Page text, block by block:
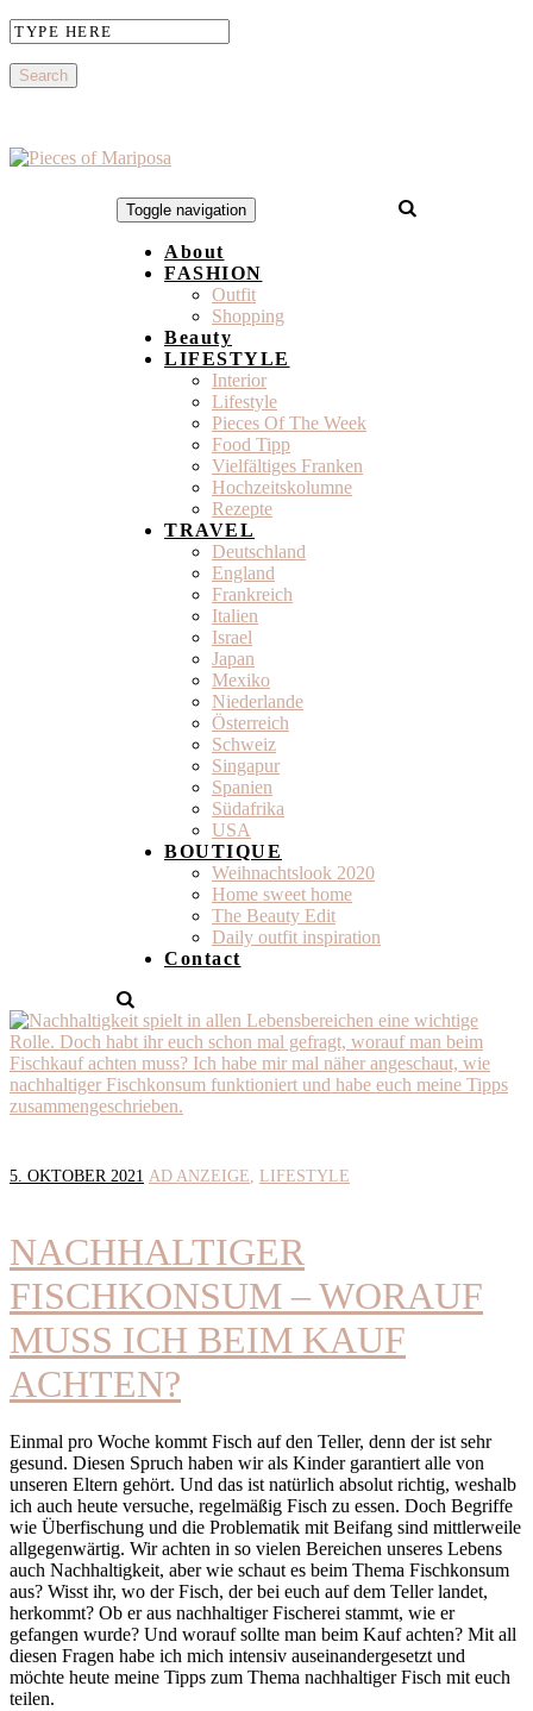
Toggle navigation
About
FASHION
Outfit
Shopping
Beauty
LIFESTYLE
Interior
Lifestyle
Pieces Of The Week
Food Tipp
Vielfältiges Franken
Hochzeitskolumne
Rezepte
TRAVEL
Deutschland
England
Frankreich
Italien
Israel
Japan
Mexiko
Niederlande
Österreich
Schweiz
Singapur
Spanien
Südafrika
USA
BOUTIQUE
Weihnachtslook 2020
Home sweet home
The Beauty Edit
Daily outfit inspiration
Contact
5. OKTOBER 2021 AD ANZEIGE LIFESTYLE
NACHHALTIGER
FISCHKONSUM – WORAUF
MUSS ICH BEIM KAUF
ACHTEN?
Einmal pro Woche kommt Fisch auf den Teller, denn der ist sehr
gesund. Diesen Spruch haben wir als Kinder garantiert alle von
unseren Eltern gehört. Und das ist natürlich absolut richtig, weshalb
ich auch heute versuche, regelmäßig Fisch zu essen. Doch Begriffe
wie Überfischung und die Problematik mit Beifang sind mittlerweile
allgegenwärtig. Wir achten in so vielen Bereichen unseres Lebens
auch Nachhaltigkeit, aber wie schaut es beim Thema Fischkonsum
aus? Wisst ihr, wo der Fisch, der bei euch auf dem Teller landet,
herkommt? Ob er aus nachhaltiger Fischerei stammt, wie er
gefangen wurde? Und worauf sollte man beim Kauf achten? Mit all
diesen Fragen habe ich mich intensiv auseinandergesetzt und
möchte heute meine Tipps zum Thema nachhaltiger Fisch mit euch
teilen.